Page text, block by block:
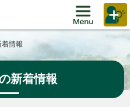
情報
新着情報